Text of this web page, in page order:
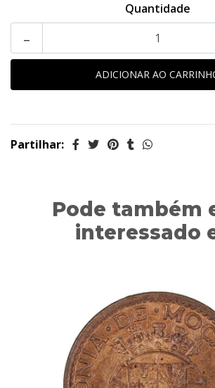
Quantidade
-
Partilhar:
Pode também
interessado